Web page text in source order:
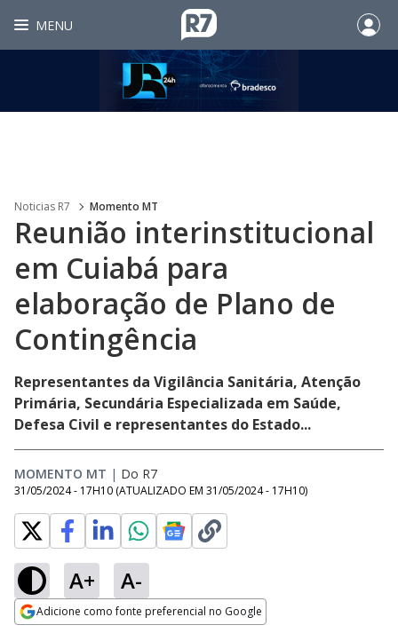
MENU
Noticias R7 Momento MT
Reunião interinstitucional
em Cuiabá para
elaboração de Plano de
Contingência
Representantes da Vigilância Sanitária, Atenção
Primária, Secundária Especializada em Saúde,
Defesa Civil e representantes do Estado...
MOMENTO MT | Do R7
31/05/2024 - 17H10 (ATUALIZADO EM 31/05/2024 - 17H10)
A+ A-
Adicione como fonte preferencial no Google